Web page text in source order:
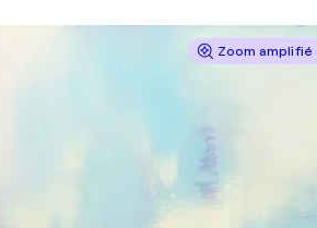
Zoom amplifié